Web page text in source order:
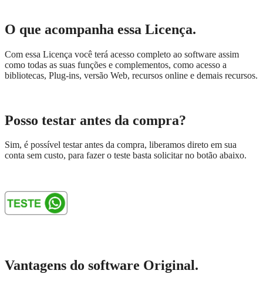
O que acompanha essa Licença.
Com essa Licença você terá acesso completo ao software assim
como todas as suas funções e complementos, como acesso a
bibliotecas, Plug-ins, versão Web, recursos online e demais recursos.
Posso testar antes da compra?
Sim, é possível testar antes da compra, liberamos direto em sua
conta sem custo, para fazer o teste basta solicitar no botão abaixo.
Vantagens do software Original.